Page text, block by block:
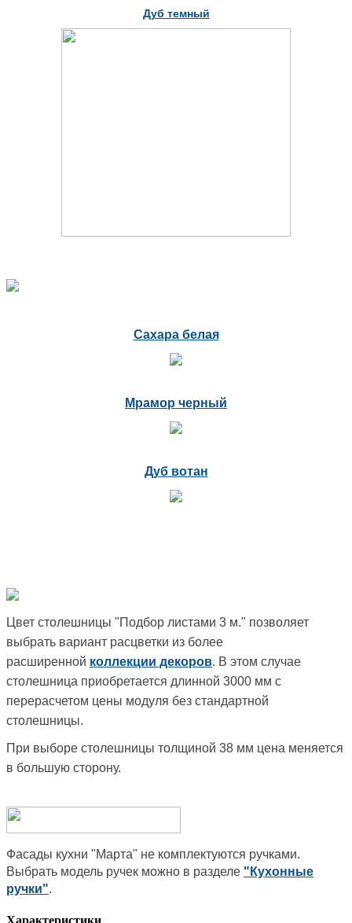
Дуб темный
Сахара белая
Мрамор черный
Дуб вотан
Цвет столешницы "Подбор листами 3 м." позволяет
выбрать вариант расцветки из более
расширенной коллекции декоров. В этом случае
столешница приобретается длинной 3000 мм с
перерасчетом цены модуля без стандартной
столешницы.
При выборе столешницы толщиной 38 мм цена меняется
в большую сторону.
Фасады кухни "Марта" не комплектуются ручками.
Выбрать модель ручек можно в разделе "Кухонные
ручки".